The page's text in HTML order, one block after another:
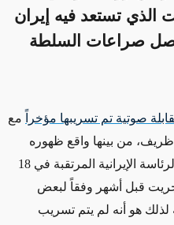
تستعد فيه إيران
صراعات السلطة
صوتية تم تسريبها مؤخراً
مع
ظريف، من بينها واقع ظهوره
قبل وقت قصير جداً من انتخابات الرئاسة الإيرانية المرتقبة في 18
أجريت قبل أشهر وفقاً لبعض
لذلك هو أنه لم يتم تسريب